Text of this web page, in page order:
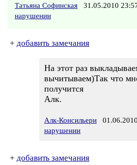
Татьяна Софинская 31.05.2010
нарушении
+ добавить замечания
На этот раз
вычитываем)Так что
получится
Алк.
Алк-Консильери
нарушении
+ добавить замечания